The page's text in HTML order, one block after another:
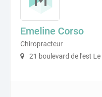
Emeline Corso
Chiropracteur
21 boulevard de l'est